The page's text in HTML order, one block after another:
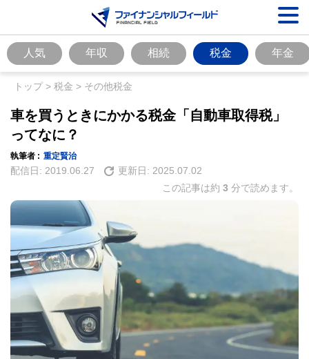
人気 年収 相続 税金 年金
トップ> 税金 > その他税金
車を買うときにかかる税金「自動車取得税」
ってなに？
執筆者 : 重定賢治
配信日: 2019.06.27 更新日: 2025.07.02
この記事は約 3 分で読めます。